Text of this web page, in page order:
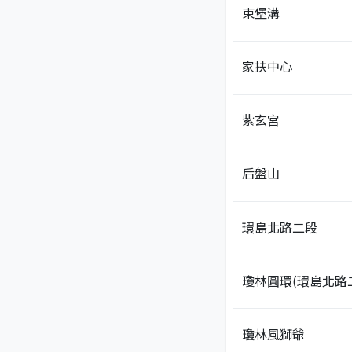
東堡溝
家扶中心
紫玄宮
后盤山
環島北路二段
瓊林圓環(環島北路
瓊林風獅爺